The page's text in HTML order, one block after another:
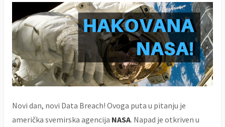
Novi dan, novi Data Breach! Ovoga puta u pitanju je
američka svemirska agencija NASA. Napad je otkriven u